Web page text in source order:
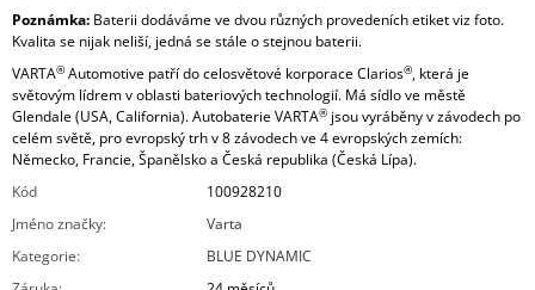
Poznámka: Baterii dodáváme ve dvou různých provedeních etiket viz foto.
Kvalita se nijak neliší, jedná se stále o stejnou baterii.
VARTA® Automotive patří docelosvětové korporace Clarios®, která je
světovým lídrem v oblasti bateriových technologií. Má sídlo ve městě
Glendale (USA, California). AutobaterieVARTA® jsou vyráběny v závodech po
celém světě, pro evropský trh v 8 závodech ve 4 evropských zemích:
Německo, Francie, Španělsko a Česká republika (Česká Lípa).
Kód
100928210
Jméno značky:
Varta
Kategorie:
BLUE DYNAMIC